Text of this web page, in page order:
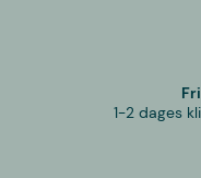
1-2 dages